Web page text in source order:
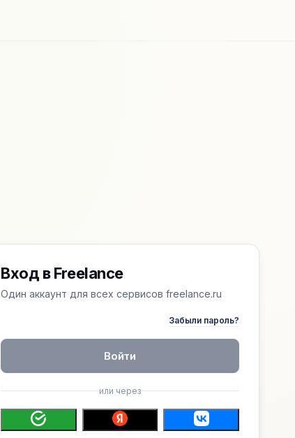
Вход в Freelance
Один аккаунт для всех сервисов freelance.ru
Забыли пароль?
Войти
или через